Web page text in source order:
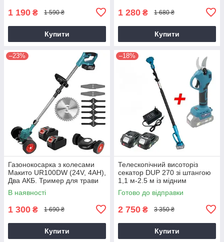
1 190 ₴ 1 590 ₴
Купити
1 280 ₴ 1 680 ₴
Купити
–23%
Газонокосарка з колесами
Макито UR100DW (24V, 4AH),
Два АКБ. Тример для трави
В наявності
1 300 ₴ 1 690 ₴
Купити
–18%
Телескопічний висоторіз
секатор DUP 270 зі штангою
1,1 м-2.5 м із мідним
двигуном
Готово до відправки
2 750 ₴ 3 350 ₴
Купити